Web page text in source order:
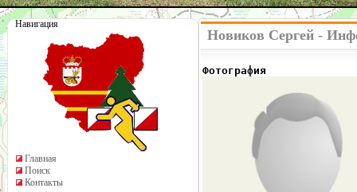
Навигация
Главная
Поиск
Контакты
Новиков Сергей -
Фотография